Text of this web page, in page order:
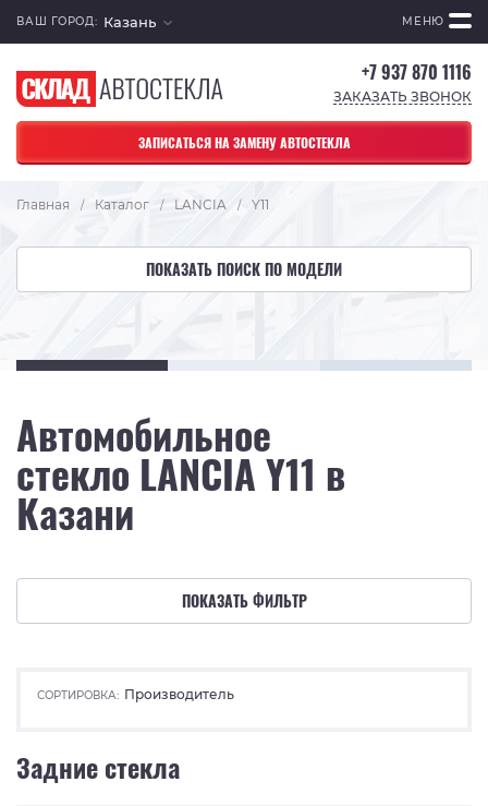
ВАШ ГОРОД: Казань МЕНЮ
+7 937 870 1116
ЗАКАЗАТЬ ЗВОНОК
ЗАПИСАТЬСЯ НА ЗАМЕНУ АВТОСТЕКЛА
Главная / Каталог / LANCIA / Y11
ПОКАЗАТЬ ПОИСК ПО МОДЕЛИ
Автомобильное
стекло LANCIA Y11 в
Казани
ПОКАЗАТЬ ФИЛЬТР
СОРТИРОВКА: Производитель
Задние стекла